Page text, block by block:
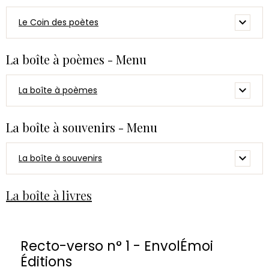
Le Coin des poètes
La boîte à poèmes - Menu
La boîte à poèmes
La boîte à souvenirs - Menu
La boîte à souvenirs
La boîte à livres
Recto-verso n° 1 - EnvolÉmoi
Éditions